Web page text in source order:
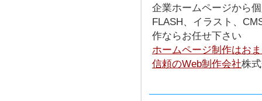
企業ホームページから
FLASH、イラスト、
作ならお任せ下さい
ホームページ制作はお
信頼のWeb制作会社株